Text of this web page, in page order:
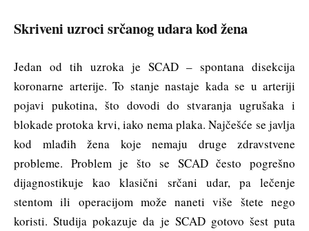
Skriveni uzroci srčanog udara kod žena
Jedan od tih uzroka je SCAD – spontana disekcija
koronarne arterije. To stanje nastaje kada se u arteriji
pojavi pukotina, što dovodi do stvaranja ugrušaka i
blokade protoka krvi, iako nema plaka. Najčešće se javlja
kod mlađih žena koje nemaju druge zdravstvene
probleme. Problem je što se SCAD često pogrešno
dijagnostikuje kao klasični srčani udar, pa lečenje
stentom ili operacijom može naneti više štete nego
koristi. Studija pokazuje da je SCAD gotovo šest puta